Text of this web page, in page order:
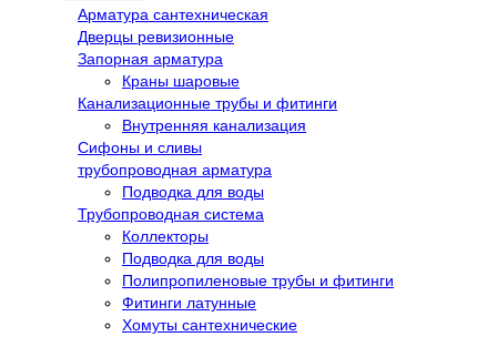
Арматура сантехническая
Дверцы ревизионные
Запорная арматура
Краны шаровые
Канализационные трубы и фитинги
Внутренняя канализация
Сифоны и сливы
трубопроводная арматура
Подводка для воды
Трубопроводная система
Коллекторы
Подводка для воды
Полипропиленовые трубы и фитинги
Фитинги латунные
Хомуты сантехнические